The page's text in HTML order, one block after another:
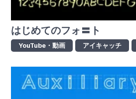
はじめてのフォ〓ト
YouTube・動画 アイキャッチ